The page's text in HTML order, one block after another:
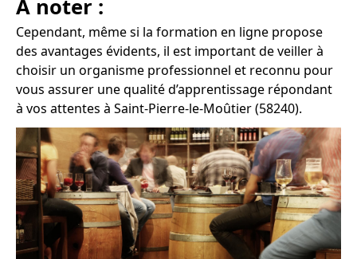
À noter :
Cependant, même si la formation en ligne propose
des avantages évidents, il est important de veiller à
choisir un organisme professionnel et reconnu pour
vous assurer une qualité d’apprentissage répondant
à vos attentes à Saint-Pierre-le-Moûtier (58240).